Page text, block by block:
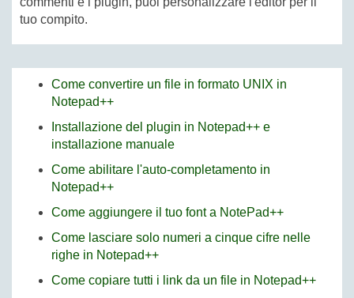
tuo compito.
Come convertire un file in formato UNIX in
Notepad++
Installazione del plugin in Notepad++ e
installazione manuale
Come abilitare l'auto-completamento in
Notepad++
Come aggiungere il tuo font a NotePad++
Come lasciare solo numeri a cinque cifre nelle
righe in Notepad++
Come copiare tutti i link da un file in Notepad++